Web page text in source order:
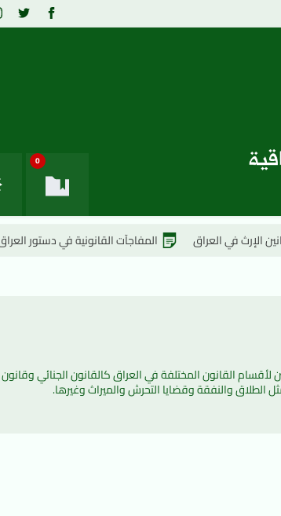
0
المفاجآت القانونية في دستور العراق كيف
الطلاق والنفقة وقضايا التحرش والميراث وغيرها.